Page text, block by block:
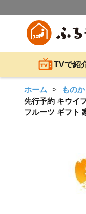
TVで紹
ホーム もの
先行予約 キウイ
フルーツ ギフト